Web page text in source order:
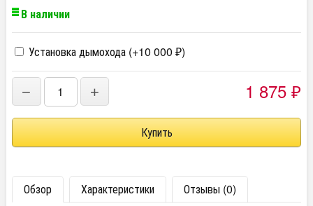
В наличии
Установка дымохода (+10 000 ₽)
− + 1 875 ₽
Обзор Характеристики
Отзывы (0)